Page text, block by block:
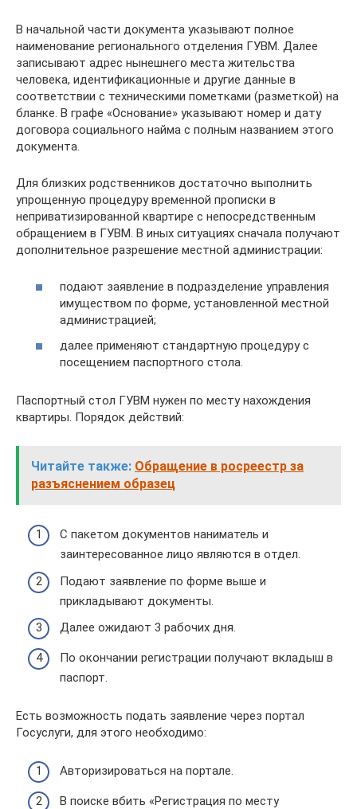
В начальной части документа указывают полное
наименование регионального отделения ГУВМ. Далее
записывают адрес нынешнего места жительства
человека, идентификационные и другие данные в
соответствии с техническими пометками (разметкой) на
бланке. В графе «Основание» указывают номер и дату
договора социального найма с полным названием этого
документа.
Для близких родственников достаточно выполнить
упрощенную процедуру временной прописки в
неприватизированной квартире с непосредственным
обращением в ГУВМ. В иных ситуациях сначала получают
дополнительное разрешение местной администрации:
подают заявление в подразделение управления
имуществом по форме, установленной местной
администрацией;
далее применяют стандартную процедуру с
посещением паспортного стола.
Паспортный стол ГУВМ нужен по месту нахождения
квартиры. Порядок действий:
Читайте также: Обращение в росреестр за
разъяснением образец
С пакетом документов наниматель и
заинтересованное лицо являются в отдел.
Подают заявление по форме выше и
прикладывают документы.
Далее ожидают 3 рабочих дня.
По окончании регистрации получают вкладыш в
паспорт.
Есть возможность подать заявление через портал
Госуслуги, для этого необходимо:
Авторизироваться на портале.
В поиске вбить «Регистрация по месту